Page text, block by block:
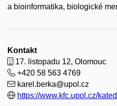
a bioinformatika, biologické
Kontakt
17. listopadu 12, Olomouc
+420 58 563 4769
karel.berka@upol.cz
https://www.kfc.upol.cz/